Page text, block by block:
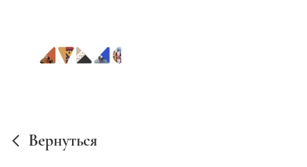
Вернуться